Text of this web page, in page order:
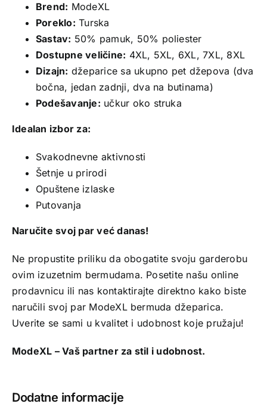
Brend: ModeXL
Poreklo: Turska
Sastav: 50% pamuk, 50% poliester
Dostupne veličine: 4XL, 5XL, 6XL, 7XL, 8XL
Dizajn: džeparice sa ukupno pet džepova (dva
bočna, jedan zadnji, dva na butinama)
Podešavanje: učkur oko struka
Idealan izbor za:
Svakodnevne aktivnosti
Šetnje u prirodi
Opuštene izlaske
Putovanja
Naručite svoj par već danas!
Ne propustite priliku da obogatite svoju garderobu
ovim izuzetnim bermudama. Posetite našu online
prodavnicu ili nas kontaktirajte direktno kako biste
naručili svoj par ModeXL bermuda džeparica.
Uverite se sami u kvalitet i udobnost koje pružaju!
ModeXL – Vaš partner za stil i udobnost.
Dodatne informacije